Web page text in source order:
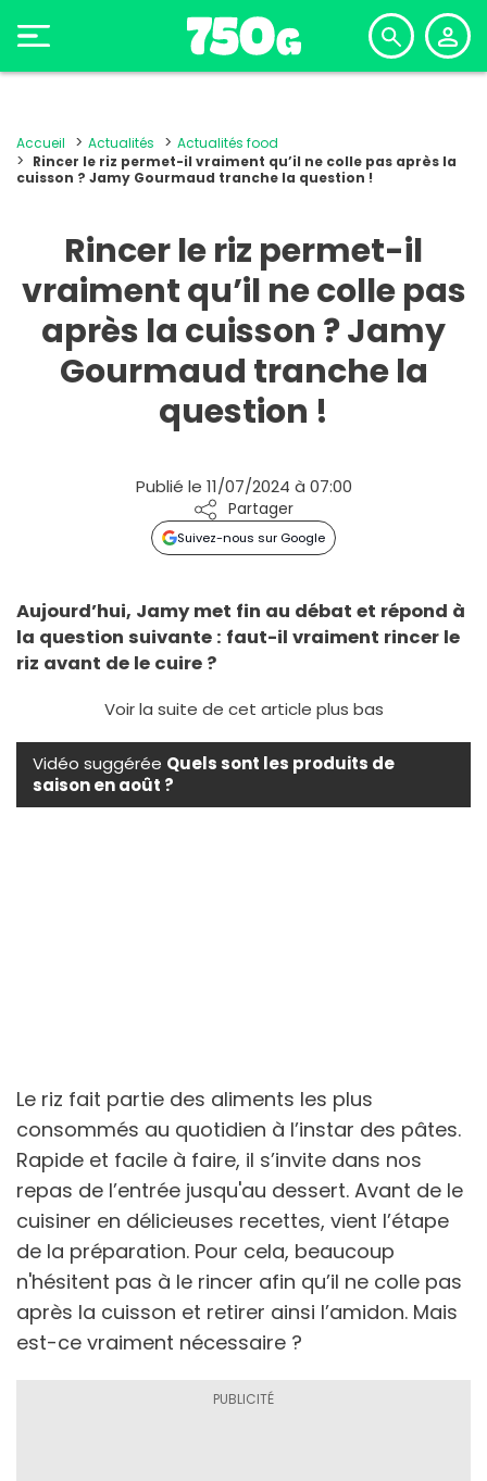
Accueil Actualités
Actualités food
Rincer le riz permet-il vraiment qu’il ne colle pas après la
cuisson ? Jamy Gourmaud tranche la question !
Rincer le riz permet-il
vraiment qu’il ne colle pas
après la cuisson ? Jamy
Gourmaud tranche la
question !
Publié le 11/07/2024 à 07:00
Partager
Suivez-nous sur Google
Aujourd’hui, Jamy met fin au débat et répond à
la question suivante : faut-il vraiment rincer le
riz avant de le cuire ?
Voir la suite de cet article plus bas
Vidéo suggérée Quels sont les produits de
saison en août ?
Le riz fait partie des aliments les plus
consommés au quotidien à l’instar des pâtes.
Rapide et facile à faire, il s’invite dans nos
repas de l’entrée jusqu'au dessert. Avant de le
cuisiner en délicieuses recettes, vient l’étape
de la préparation. Pour cela, beaucoup
n'hésitent pas à le rincer afin qu’il ne colle pas
après la cuisson et retirer ainsi l’amidon. Mais
est-ce vraiment nécessaire ?